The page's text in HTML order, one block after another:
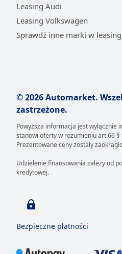
Leasing Audi
Leasing Volkswagen
Sprawdź inne marki w
© 2026 Automarket.
zastrzeżone.
Powyższa informacja jest wyłącznie
stanowi oferty w rozumieniu art.66 §
Prezentowane ceny zostały
Udzielenie finansowania zależy od
kredytowej.
Bezpieczne płatności